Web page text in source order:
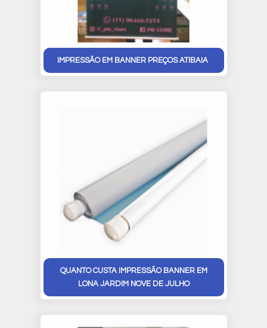
IMPRESSÃO EM BANNER PREÇOS ATIBAIA
QUANTO CUSTA IMPRESSÃO BANNER EM
LONA JARDIM NOVE DE JULHO